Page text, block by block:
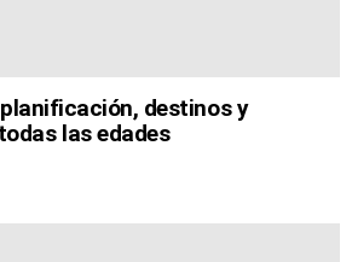
destinos y
las edades